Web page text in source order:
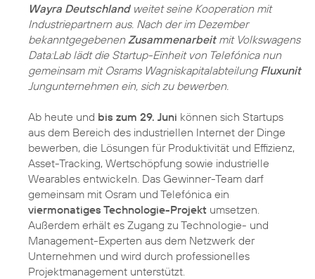
Wayra Deutschlandweitet seine Kooperation mit
Industriepartnern aus. Nach der im Dezember
bekanntgegebenen Zusammenarbeit mit Volkswagens
Data:Lab lädt die Startup-Einheit von Telefónica nun
gemeinsam mit Osrams Wagniskapitalabteilung Fluxunit
Jungunternehmen ein, sich zu bewerben.
Ab heute und bis zum 29. Juni können sich Startups
aus dem Bereich des industriellen Internet der Dinge
bewerben, die Lösungen für Produktivität und Effizienz,
Asset-Tracking, Wertschöpfung sowie industrielle
Wearables entwickeln. Das Gewinner-Team darf
gemeinsam mit Osram und Telefónica ein
viermonatiges Technologie-Projekt umsetzen.
Außerdem erhält es Zugang zu Technologie- und
Management-Experten aus dem Netzwerk der
Unternehmen und wird durch professionelles
Projektmanagement unterstützt.